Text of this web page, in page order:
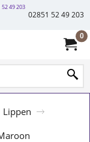
02851 52 49 203
0
Lippen